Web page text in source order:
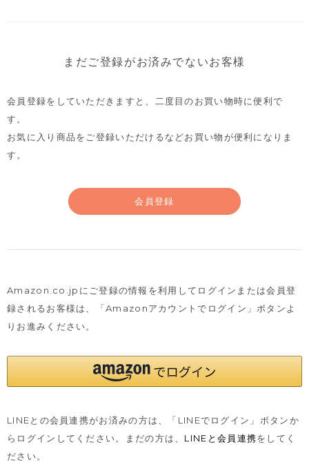
まだご登録がお済みでないお客様
会員登録をしていただきますと、二度目のお買い物時に便利で
す。
お気に入り商品をご登録いただけるなどお買い物が便利になりま
す。
会員登録
Amazon.co.jpにご登録の情報を利用してログインまたは会員登
録されるお客様は、
「Amazonアカウントでログイン」ボタンよ
りお進みください。
LINEとの会員連携がお済みの方は、「LINEでログイン」ボタンか
らログインしてください。まだの方は、 LINEと会員連携をしてく
ださい。